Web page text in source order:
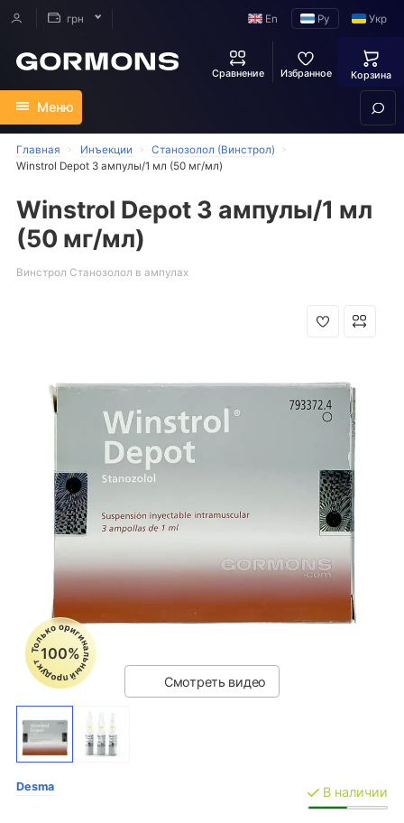
грн Укр
Ру
En
Сравнение Избранное Корзина
Меню
Главная Инъекции
Станозолол (Винстрол)
Winstrol Depot 3 ампулы/1 мл (50 мг/мл)
Winstrol Depot 3 ампулы/1 мл
(50 мг/мл)
Винстрол Станозолол в ампулах
Только оригинальный продукт
100%
Смотреть видео
Desma В наличии